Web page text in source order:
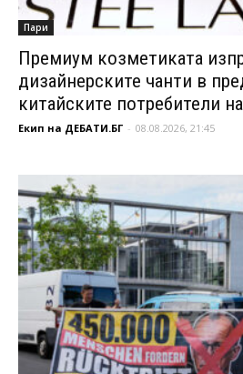
Пари
Премиум козметиката
дизайнерските чанти в
китайските потребители
Екип на ДЕБАТИ.БГ - 08.08.2026, 21:45